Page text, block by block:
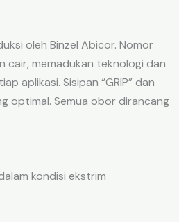
oleh Binzel Abicor. Nomor
cair, memadukan teknologi dan
aplikasi. Sisipan “GRIP” dan
optimal. Semua obor dirancang
kondisi ekstrim